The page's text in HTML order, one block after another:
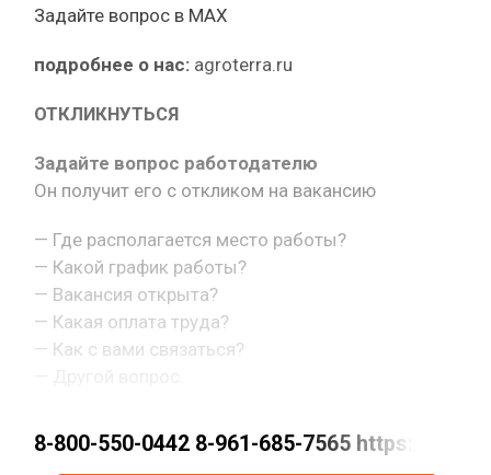
Задайте вопрос в MAX
подробнее о нас: agroterra.ru
ОТКЛИКНУТЬСЯ
Задайте вопрос работодателю
Он получит его с откликом на вакансию
— Где располагается место работы?
— Какой график работы?
— Вакансия открыта?
— Какая оплата труда?
— Как с вами связаться?
8-800-550-0442 8-961-685-7565 https://